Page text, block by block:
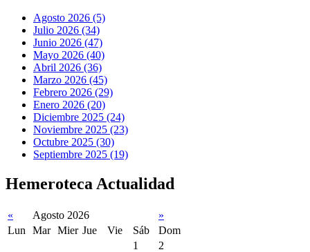
Agosto 2026 (5)
Julio 2026 (34)
Junio 2026 (47)
Mayo 2026 (40)
Abril 2026 (36)
Marzo 2026 (45)
Febrero 2026 (29)
Enero 2026 (20)
Diciembre 2025 (24)
Noviembre 2025 (23)
Octubre 2025 (30)
Septiembre 2025 (19)
Hemeroteca Actualidad
« Agosto 2026
»
Lun
Mar Mier Jue Vie Sáb
Dom
1
2